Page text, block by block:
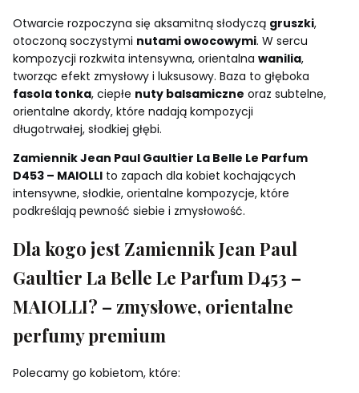
Otwarcie rozpoczyna się aksamitną słodyczą gruszki,
otoczoną soczystymi nutami owocowymi. W sercu
kompozycji rozkwita intensywna, orientalna wanilia,
tworząc efekt zmysłowy i luksusowy. Baza to głęboka
fasola tonka, ciepłe nuty balsamiczne oraz subtelne,
orientalne akordy, które nadają kompozycji
długotrwałej, słodkiej głębi.
Zamiennik Jean Paul Gaultier La Belle Le Parfum
D453 – MAIOLLI to zapach dla kobiet kochających
intensywne, słodkie, orientalne kompozycje, które
podkreślają pewność siebie i zmysłowość.
Dla kogo jest Zamiennik Jean Paul
Gaultier La Belle Le Parfum D453 –
MAIOLLI? – zmysłowe, orientalne
perfumy premium
Polecamy go kobietom, które: